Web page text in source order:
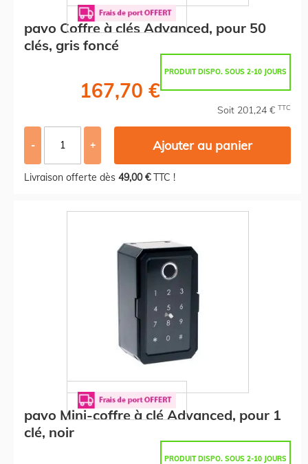
pavo Coffre à clés Advanced, pour 50
clés, gris foncé
PRODUIT DISPO. SOUS 2-10 JOURS
167,70 €
Soit 201,24 € TTC
- + Ajouter au panier
Livraison offerte dès 49,00 €TTC !
pavo Mini-coffre à clé Advanced, pour 1
clé, noir
PRODUIT DISPO. SOUS 2-10 JOURS